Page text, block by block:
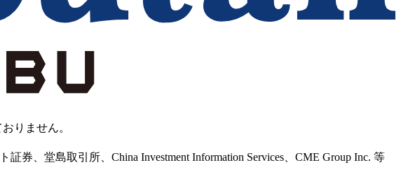
りません。
、堂島取引所、China Investment Information Services、CME Group Inc. 等